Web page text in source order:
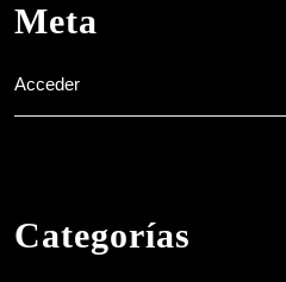
Meta
Acceder
Categorías